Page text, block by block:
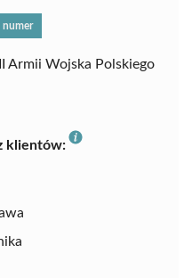
numer
Armii Wojska Polskiego
klientów: